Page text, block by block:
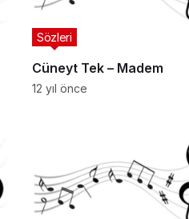
Cüneyt Tek – Madem
Sözleri
12 yıl önce